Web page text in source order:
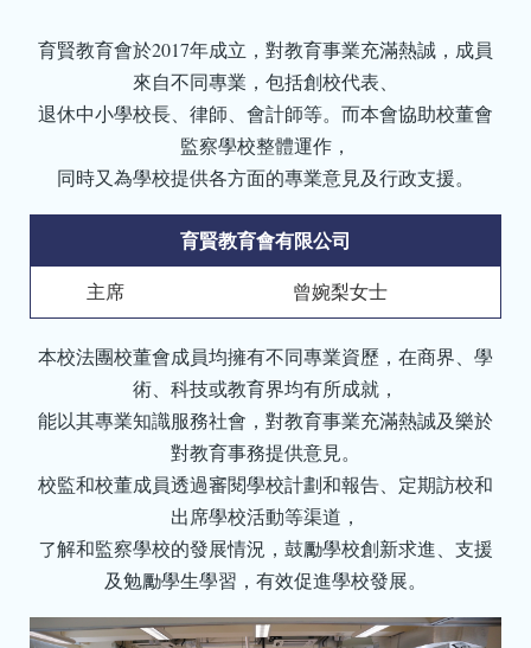
育賢教育會於2017年成立，對教育事業充滿熱誠，成員
來自不同專業，包括創校代表、
退休中小學校長、律師、會計師等。而本會協助校董會
監察學校整體運作，
同時又為學校提供各方面的專業意見及行政支援。
育賢教育會有限公司
主席 曾婉梨女士
本校法團校董會成員均擁有不同專業資歷，在商界、學
術、科技或教育界均有所成就，
能以其專業知識服務社會，對教育事業充滿熱誠及樂於
對教育事務提供意見。
校監和校董成員透過審閱學校計劃和報告、定期訪校和
出席學校活動等渠道，
了解和監察學校的發展情況，鼓勵學校創新求進、支援
及勉勵學生學習，有效促進學校發展。